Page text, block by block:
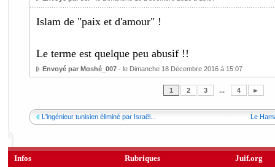
Islam de "paix et d'amour" !
Le terme est quelque peu abusif !!
Envoyé par Moshé_007- le Dimanche 18 Décembre 2016 à 15:07
1 2 3 ... 4 ►
L'ingénieur tunisien éliminé par Israël... Le
Infos Rubriques Juif.org